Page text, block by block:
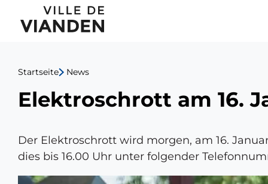
Elektroschrott
am
16.
Januar
Hauptnavigationsmenü
Startseite News
Elektroschrott am 16.
Der Elektroschrott wird morgen, am 16.
dies bis 16.00 Uhr unter folgender